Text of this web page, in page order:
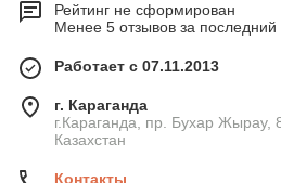
Рейтинг не сформирован
Менее 5 отзывов за последний
Работает с 07.11.2013
г. Караганда
г.Караганда, пр. Бухар Жырау,
Казахстан
Контакты